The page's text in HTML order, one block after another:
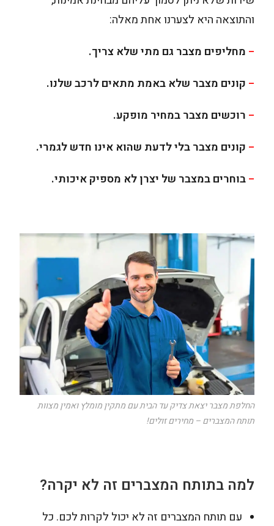
והתוצאה היא לצערנו אחת מאלה:
– מחליפים מצבר גם מתי שלא צריך.
– קונים מצבר שלא באמת מתאים לרכב שלנו.
– רוכשים מצבר במחיר מופקע.
– קונים מצבר בלי לדעת שהוא אינו חדש לגמרי.
–בוחרים במצבר של יצרן לא מספיק איכותי.
החלפת מצבר יצאת צדיק עד הבית עם מתקין מומלץ ואמין מצוות
תותח המצברים – מחירים זולים!
למה בתותח המצברים זה לא יקרה?
עם תותח המצברים זה לא יכול לקרות לכם. כל